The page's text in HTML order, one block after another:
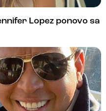
Lopez ponovo sa